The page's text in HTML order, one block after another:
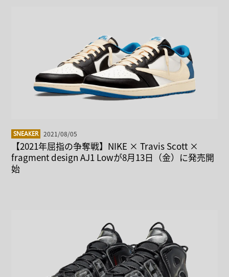
SNEAKER 2021/08/05
【2021年屈指の争奪戦】NIKE × Travis Scott ×
fragment design AJ1 Lowが8月13日（金）に発売開
始